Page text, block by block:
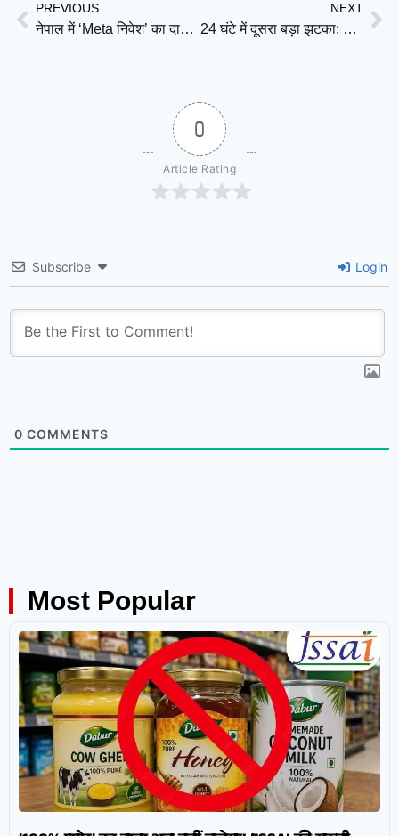
PREVIOUS
नेपाल में ‘Meta निवेश’ का दावा निकला गलत, WorldLink ने कहा— न कोई डील, न कोई समझौता
NEXT
24 घंटे में दूसरा बड़ा झटका: कोहिनूर मजूमदार के बाद TMC प्रवक्ता रिजु दत्ता 6 साल के लिए निलंबित
0
Article Rating
Subscribe Login
0 COMMENTS
Most Popular